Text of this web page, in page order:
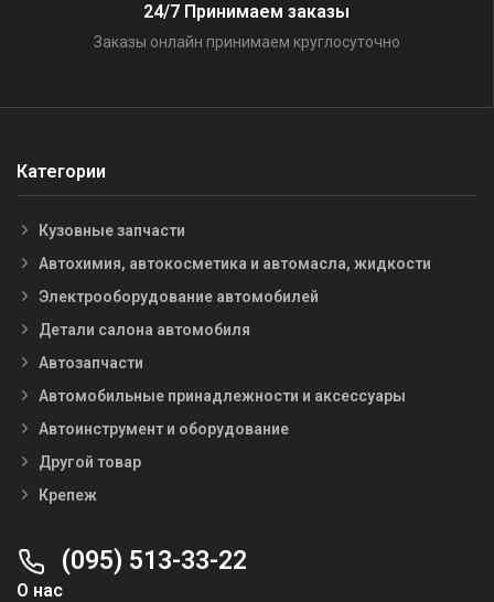
24/7 Принимаем заказы
Заказы онлайн принимаем круглосуточно
Категории
Кузовные запчасти
Автохимия, автокосметика и автомасла, жидкости
Электрооборудование автомобилей
Детали салона автомобиля
Автозапчасти
Автомобильные принадлежности и аксессуары
Автоинструмент и оборудование
Другой товар
Крепеж
(095) 513-33-22
О нас